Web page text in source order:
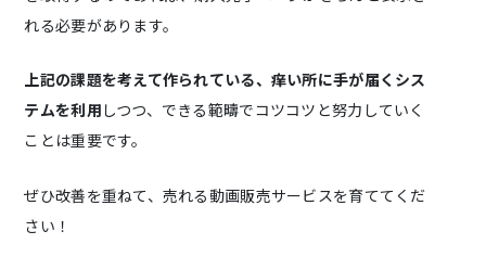
れる必要があります。
上記の課題を考えて作られている、痒い所に手が届くシス
テムを利用 しつつ、できる範疇でコツコツと努力していく
ことは重要です。
ぜひ改善を重ねて、売れる動画販売サービスを育ててくだ
さい！